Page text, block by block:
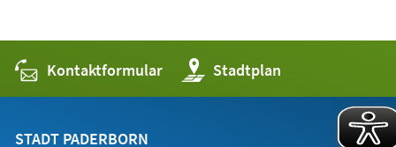
Kontaktformular Stadtplan
(Öffnet
in
einem
STADT PADERBORN